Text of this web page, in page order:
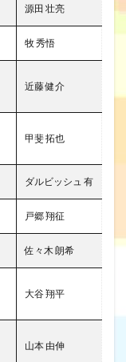
源田 壮亮
牧 秀悟
近藤 健介
甲斐 拓也
ダルビッシュ 有
戸郷 翔征
佐々木 朗希
大谷 翔平
山本 由伸